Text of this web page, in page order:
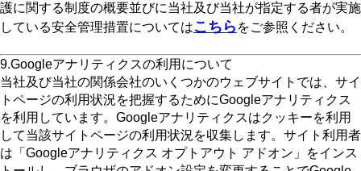
護に関する制度の概要並びに当社及び当社が指定する者が実施
している安全管理措置についてはこちら をご参照ください。
9.Googleアナリティクスの利用について
当社及び当社の関係会社のいくつかのウェブサイトでは、サイ
トページの利用状況を把握するためにGoogleアナリティクス
を利用しています。Googleアナリティクスはクッキーを利用
して当該サイトページの利用状況を収集します。サイト利用者
は「Googleアナリティクス オプトアウト アドオン」をインス